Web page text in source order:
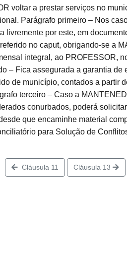
voltar a prestar serviços no
Parágrafo primeiro – Nos
livremente por este, em
no caput, obrigando-se a
integral, ao PROFESSOR,
– Fica assegurada a garantia de
de município, contados a partir
terceiro – Caso a
conurbados, poderá
que encaminhe material
para Solução de
Cláusula 11 Cláusula 13